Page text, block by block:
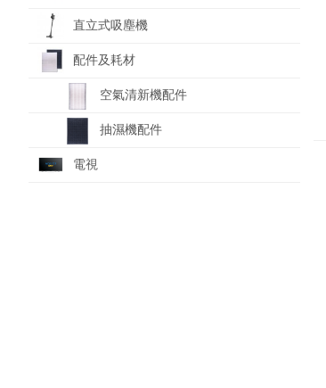
直立式吸塵機
配件及耗材
空氣清新機配件
抽濕機配件
電視